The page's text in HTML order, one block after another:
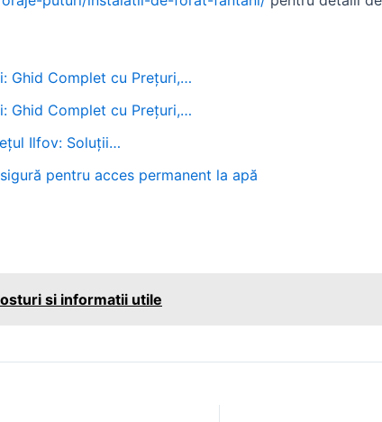
Ghid Complet cu Prețuri,…
Ghid Complet cu Prețuri,…
Ilfov: Soluții…
pentru acces permanent la apă
si informatii utile